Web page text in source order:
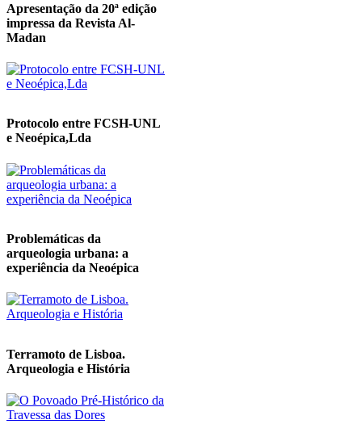
Apresentação da 20ª edição
impressa da Revista Al-
Madan
Protocolo entre FCSH-UNL
e Neoépica,Lda
Problemáticas da
arqueologia urbana: a
experiência da Neoépica
Terramoto de Lisboa.
Arqueologia e História